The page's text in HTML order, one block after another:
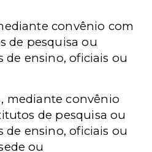
convênio com
de pesquisa ou
de ensino, oficiais ou
mediante convênio
de pesquisa ou
de ensino, oficiais ou
ou